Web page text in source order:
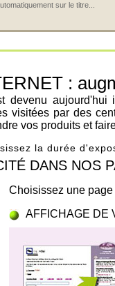
sur le titre...
:
devenu
visitées par des
vos produits et
la durée
DANS NOS
Choisissez une
AFFICHAGE DE